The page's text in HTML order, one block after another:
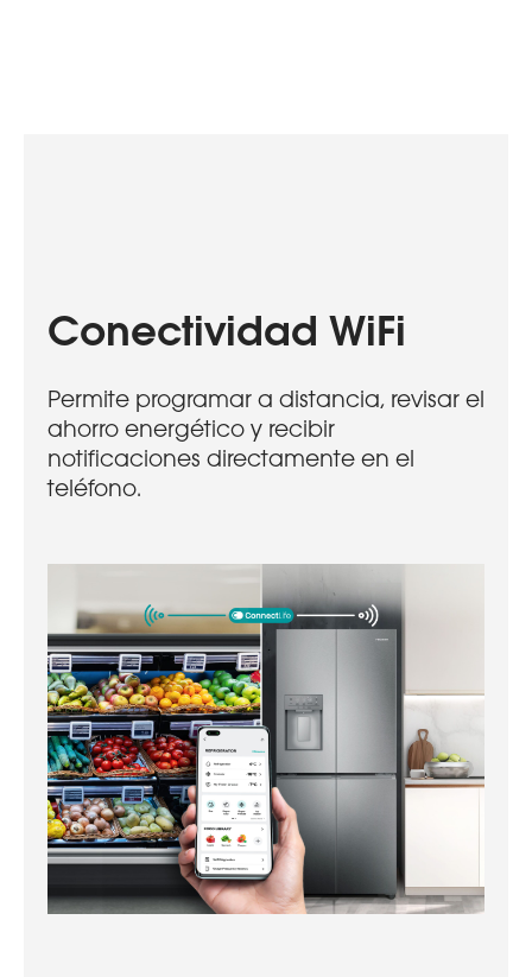
Conectividad WiFi
Permite programar a distancia, revisar el
ahorro energético y recibir
notificaciones directamente en el
teléfono.